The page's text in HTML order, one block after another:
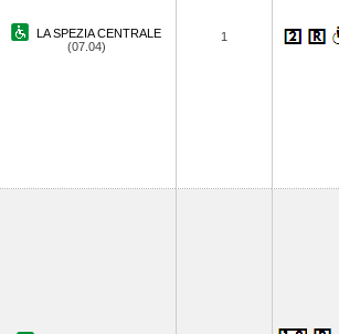
LA SPEZIA CENTRALE
(07.04)
1